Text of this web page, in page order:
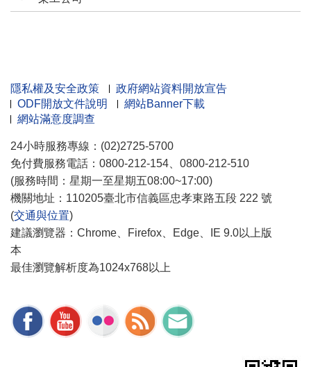
隱私權及安全政策
政府網站資料開放宣告
ODF開放文件說明
網站Banner下載
網站滿意度調查
24小時服務專線：(02)2725-5700
免付費服務電話：0800-212-154、0800-212-510
(服務時間：星期一至星期五08:00~17:00)
機關地址：110205臺北市信義區忠孝東路五段 222 號
(交通與位置)
建議瀏覽器：Chrome、Firefox、Edge、IE 9.0以上版
本
最佳瀏覽解析度為1024x768以上